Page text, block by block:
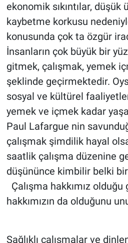
ekonomik sıkıntılar,
kaybetme korkusu
konusunda çok ta özgür
İnsanların çok büyük bir
gitmek, çalışmak, yemek
şeklinde geçirmektedir.
sosyal ve kültürel
yemek ve içmek kadar
Paul Lafargue nin
çalışmak şimdilik hayal
saatlik çalışma düzenine
düşününce kimbilir belki
Çalışma hakkımız
hakkımızın da olduğunu
Sağlıklı çalışmalar ve